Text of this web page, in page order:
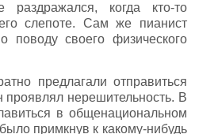
раздражался, когда кто-то
слепоте. Сам же пианист
поводу своего физического
предлагали отправиться
нерешительность. В
в общенациональном
примкнув к какому-нибудь